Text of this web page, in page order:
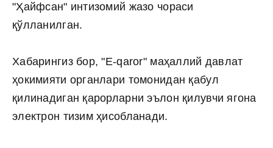
"Ҳайфсан" интизомий жазо чораси
қўлланилган.
Хабарингиз бор, "E-qaror" маҳаллий давлат
ҳокимияти органлари томонидан қабул
қилинадиган қарорларни эълон қилувчи ягона
электрон тизим ҳисобланади.